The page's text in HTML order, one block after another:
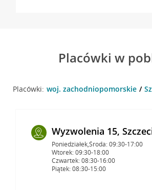
Placówki w
Placówki: woj. zachodniopomorskie
Wyzwolenia 15,
Poniedziałek,Środa: 09:30-17:00
Wtorek: 09:30-18:00
Czwartek: 08:30-16:00
Piątek: 08:30-15:00